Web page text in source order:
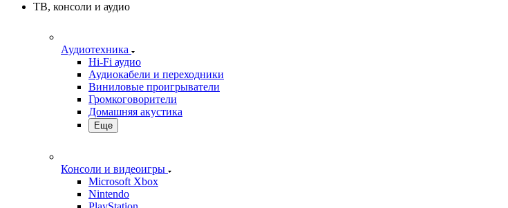
ТВ, консоли и аудио
Аудиотехника
Hi-Fi аудио
Аудиокабели и переходники
Виниловые проигрыватели
Громкоговорители
Домашняя акустика
Еще
Консоли и видеоигры
Microsoft Xbox
Nintendo